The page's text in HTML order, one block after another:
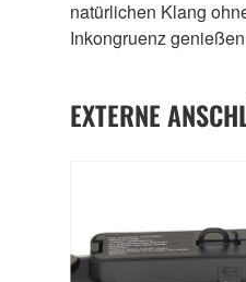
natürlichen Klang
Inkongruenz
EXTERNE